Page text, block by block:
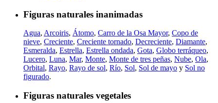
Figuras naturales inanimadas
Agua, Arcoiris, Átomo, Carro de la Osa Mayor, Copo de
nieve, Creciente, Creciente tornado, Decreciente, Diamante,
Esmeralda, Estrella, Estrella ondada, Gota, Globo terráqueo,
Lucero, Luna, Mar, Monte, Monte de tres peñas, Nube, Ola,
Orbital, Rayo, Rayo de sol, Río, Sol, Sol de mayo y Sol no
figurado.
Figuras naturales vegetales